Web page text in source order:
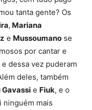
tanta gente? Os
, Mariana
e Mussoumano se
por cantar e
dessa vez puderam
deles, também
Gavassi e Fiuk, e o
ninguém mais